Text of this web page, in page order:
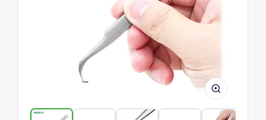
BAKU
BK-
A8
7sa
Poloprofesionální
nerezová